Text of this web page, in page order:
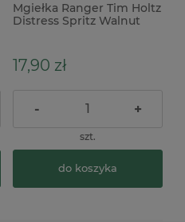
Mgiełka Ranger Tim Holtz
Distress Spritz Walnut
17,90 zł
- +
szt.
do koszyka